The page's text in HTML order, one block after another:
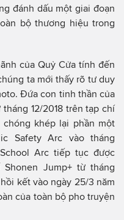
đánh dấu một giai đoạn
bộ thương hiệu trong
của Quỷ Cửa tính đến
ta mới thấy rõ tư duy
Đứa con tinh thần của
12/2018 trên tạp chí
chóng khép lại phần một
Safety Arc vào tháng
Arc tiếp tục được
Jump+ từ tháng
kết vào ngày 25/3 năm
của toàn bộ pho truyện